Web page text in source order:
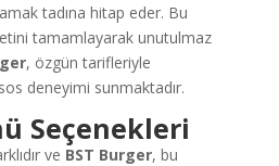
tadına hitap eder. Bu
tamamlayarak unutulmaz
, özgün tarifleriyle
deneyimi sunmaktadır.
Seçenekleri
ve BST Burger, bu